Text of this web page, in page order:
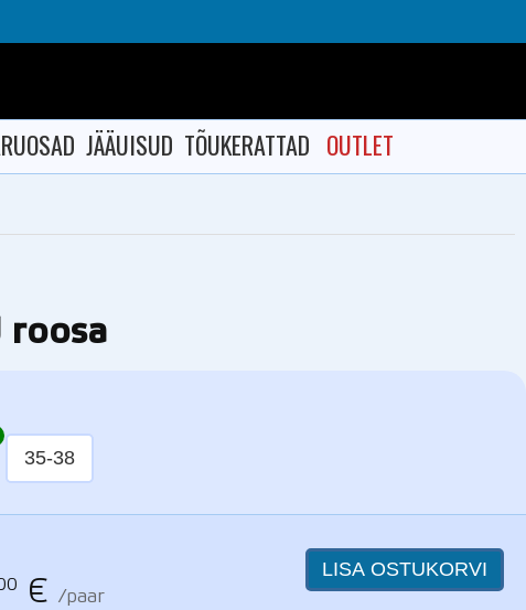
JÄÄUISUD TÕUKERATTAD OUTLET
roosa
35-38
€ /paar
LISA OSTUKORVI